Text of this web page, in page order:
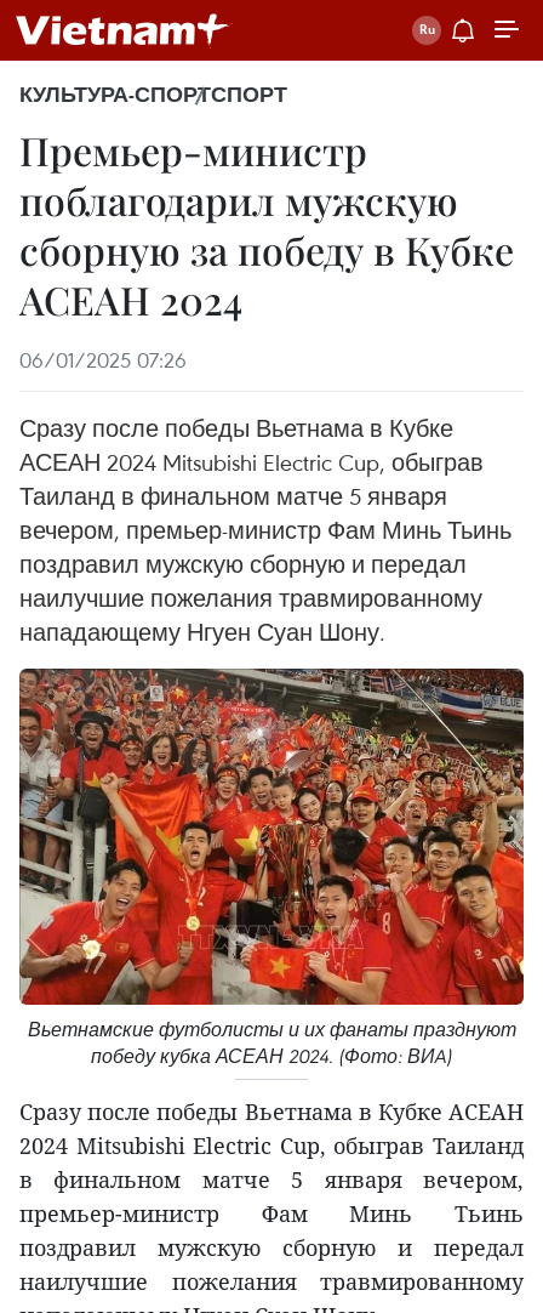
КУЛЬТУРА-СПОРТСПОРТ
Премьер-министр
поблагодарил мужскую
сборную за победу в Кубке
АСЕАН 2024
06/01/2025 07:26
Сразу после победы Вьетнама в Кубке
АСЕАН 2024 Mitsubishi Electric Cup, обыграв
Таиланд в финальном матче 5 января
вечером, премьер-министр Фам Минь Тьинь
поздравил мужскую сборную и передал
наилучшие пожелания травмированному
нападающему Нгуен Суан Шону.
Вьетнамские футболисты и их фанаты празднуют
победу кубка АСЕАН 2024. (Фото: ВИA)
Сразу после победы Вьетнама в Кубке АСЕАН
2024 Mitsubishi Electric Cup, обыграв Таиланд
в финальном матче 5 января вечером,
премьер-министр Фам Минь Тьинь
поздравил мужскую сборную и передал
наилучшие пожелания травмированному